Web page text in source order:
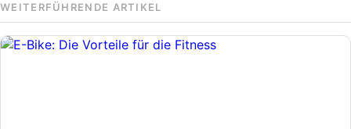
WEITERFÜHRENDE ARTIKEL